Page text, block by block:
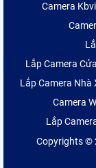
Camera
Lắp Camera
Lắp Camera Nhà
Camera
Lắp
Copyrights ©